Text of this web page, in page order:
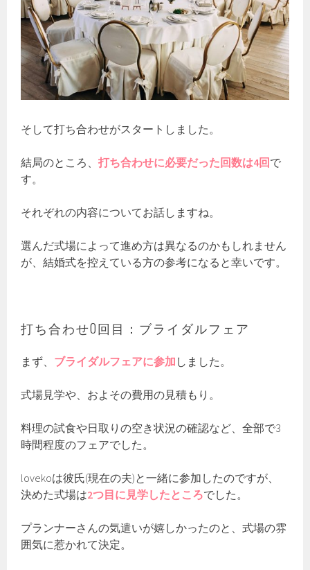
そして打ち合わせがスタートしました。
結局のところ、打ち合わせに必要だった回数は4回 で
す。
それぞれの内容についてお話しますね。
選んだ式場によって進め方は異なるのかもしれません
が、結婚式を控えている方の参考になると幸いです。
打ち合わせ0回目：ブライダルフェア
まず、 ブライダルフェアに参加 しました。
式場見学や、およその費用の見積もり。
料理の試食や日取りの空き状況の確認など、全部で3
時間程度のフェアでした。
lovekoは彼氏(現在の夫)と一緒に参加したのですが、
決めた式場は2つ目に見学したところでした。
プランナーさんの気遣いが嬉しかったのと、式場の雰
囲気に惹かれて決定。